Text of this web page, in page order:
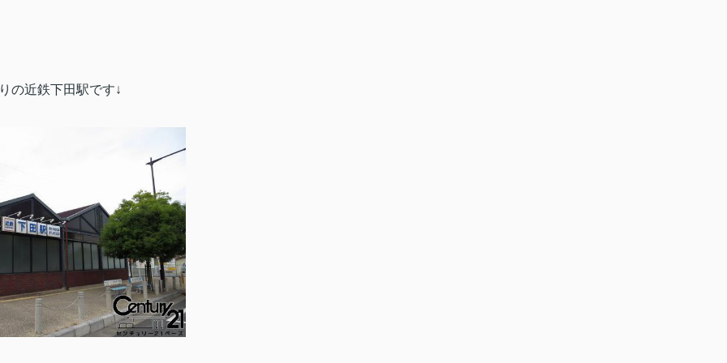
の近鉄下田駅です↓